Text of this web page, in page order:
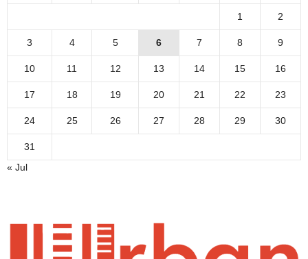
1 2
3 4 5 6 7 8 9
10 11 12 13 14 15 16
17 18 19 20 21 22 23
24 25 26 27 28 29 30
31
« Jul